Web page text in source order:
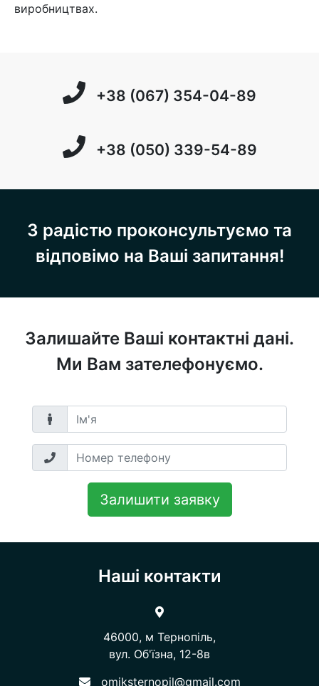
виробництвах.
+38 (067) 354-04-89
+38 (050) 339-54-89
З радістю проконсультуємо та
відповімо на Ваші запитання!
Залишайте Ваші контактні дані.
Ми Вам зателефонуємо.
Залишити заявку
Наші контакти
46000, м Тернопіль,
вул. Об'їзна, 12-8в​​​​​​​
omiksternopil@gmail.com